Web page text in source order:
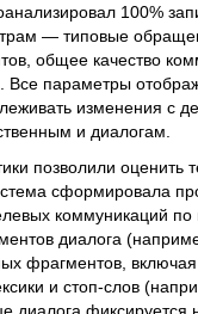
100%
— типовые
общее качество
Все параметры
изменения с
и диалогам.
позволили оценить
сформировала
коммуникаций по
диалога
фрагментов,
и стоп-слов